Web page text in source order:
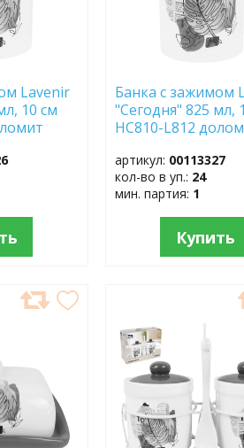
Lavenir
10 см
Банка с зажимом
"Сегодня" 825 мл,
HC810-L812
артикул: 00113327
кол-во в уп.: 24
мин. партия: 1
Купить
В
ИЗБРАННОЕ